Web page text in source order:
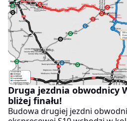
Druga jezdnia obwodnicy
bliżej finału!
Budowa drugiej jezdni